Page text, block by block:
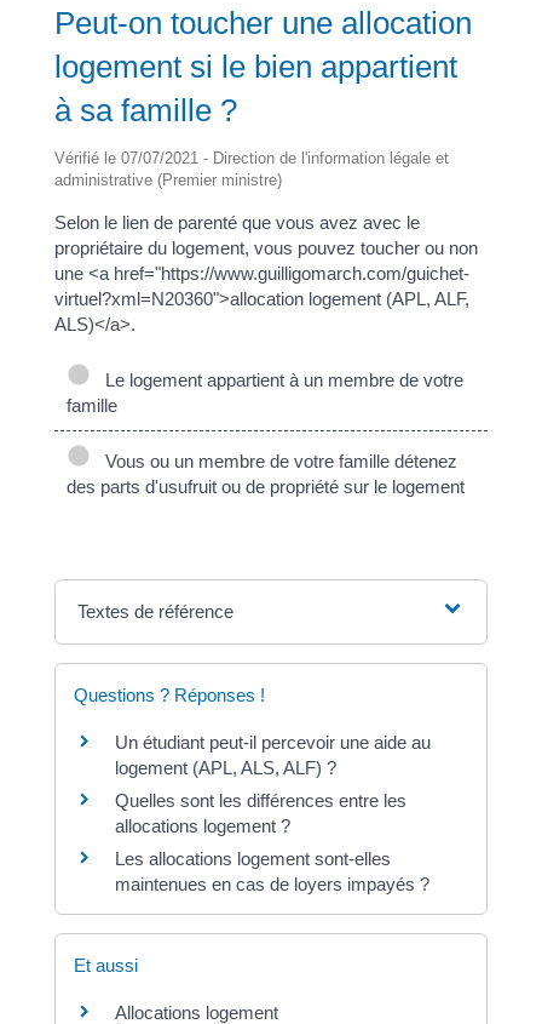
Peut-on toucher une allocation
logement si le bien appartient
à sa famille ?
Vérifié le 07/07/2021 - Direction de l'information légale et
administrative (Premier ministre)
Selon le lien de parenté que vous avez avec le
propriétaire du logement, vous pouvez toucher ou non
une <a href="https://www.guilligomarch.com/guichet-
virtuel?xml=N20360">allocation logement (APL, ALF,
ALS)</a>.
Le logement appartient à un membre de votre
famille
Vous ou un membre de votre famille détenez
des parts d'usufruit ou de propriété sur le logement
Textes de référence
Questions ? Réponses !
Un étudiant peut-il percevoir une aide au
logement (APL, ALS, ALF) ?
Quelles sont les différences entre les
allocations logement ?
Les allocations logement sont-elles
maintenues en cas de loyers impayés ?
Et aussi
Allocations logement